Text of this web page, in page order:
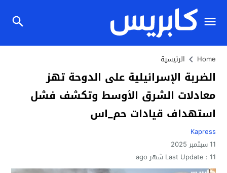
Home الرئيسية
الضربة الإسرائيلية على الدوحة تهز
معادلات الشرق الأوسط وتكشف فشل
استهداف قيادات حم_اس
Kapress
11 سبتمبر 2025
Last Update : 11 شهر ago